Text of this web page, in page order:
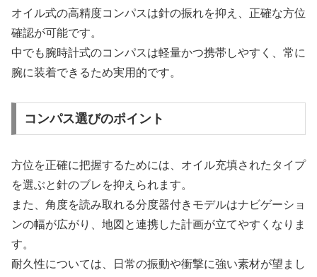
オイル式の高精度コンパスは針の振れを抑え、正確な方位
確認が可能です。
中でも腕時計式のコンパスは軽量かつ携帯しやすく、常に
腕に装着できるため実用的です。
コンパス選びのポイント
方位を正確に把握するためには、オイル充填されたタイプ
を選ぶと針のブレを抑えられます。
また、角度を読み取れる分度器付きモデルはナビゲーショ
ンの幅が広がり、地図と連携した計画が立てやすくなりま
す。
耐久性については、日常の振動や衝撃に強い素材が望まし